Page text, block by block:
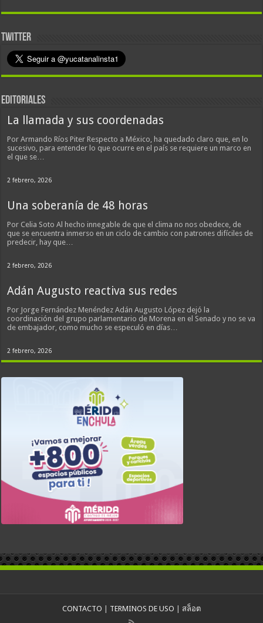
TWITTER
EDITORIALES
La llamada y sus coordenadas
Por Armando Ríos Piter Respecto a México, ha quedado claro que, en lo
sucesivo, para entender lo que ocurre en el país se requiere un marco en
el que se…
2 febrero, 2026
Una soberanía de 48 horas
Por Celia Soto Al hecho innegable de que el clima no nos obedece, de
que se encuentra inmerso en un ciclo de cambio con patrones difíciles de
predecir, hay que…
2 febrero, 2026
Adán Augusto reactiva sus redes
Por Jorge Fernández Menéndez Adán Augusto López dejó la
coordinación del grupo parlamentario de Morena en el Senado y no se va
de embajador, como mucho se especuló en días…
2 febrero, 2026
CONTACTO TERMINOS DE USO สล็อต